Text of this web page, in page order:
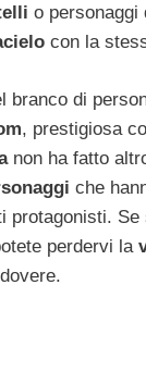
o personaggi
con la
branco di
, prestigiosa
non ha fatto
che
protagonisti.
perdervi la